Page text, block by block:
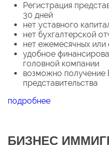
Регистрация
30 дней
нет уставного
нет бухгалтерской
нет ежемесячных
удобное
головной компании
возможно
представительства
подробнее
БИЗНЕС